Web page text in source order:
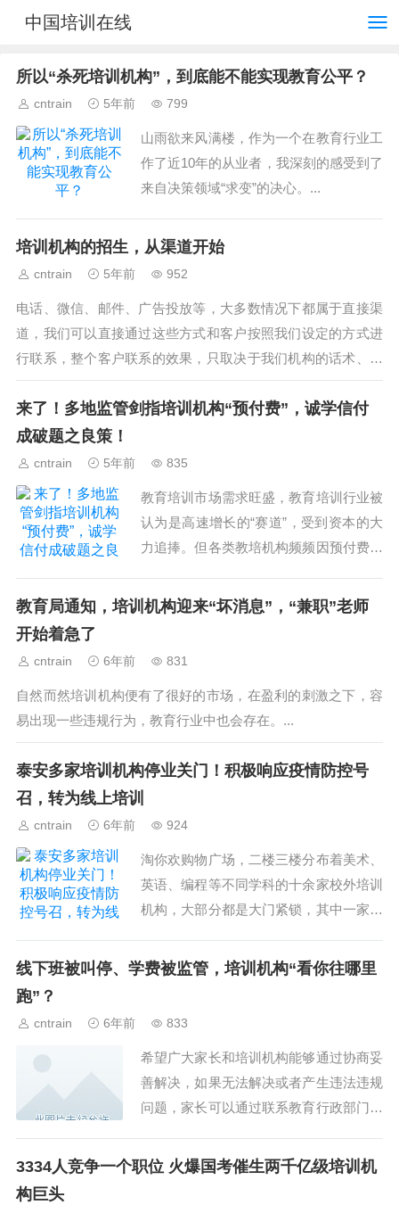
中国培训在线
所以“杀死培训机构”，到底能不能实现教育公平？
cntrain 5年前 799
山雨欲来风满楼，作为一个在教育行业工
作了近10年的从业者，我深刻的感受到了
来自决策领域“求变”的决心。...
培训机构的招生，从渠道开始
cntrain 5年前 952
电话、微信、邮件、广告投放等，大多数情况下都属于直接渠
道，我们可以直接通过这些方式和客户按照我们设定的方式进
行联系，整个客户联系的效果，只取决于我们机构的话术、广
告设计，以及家长学生的自然反应。...
来了！多地监管剑指培训机构“预付费”，诚学信付
成破题之良策！
cntrain 5年前 835
教育培训市场需求旺盛，教育培训行业被
认为是高速增长的“赛道”，受到资本的大
力追捧。但各类教培机构频频因预付费模
点”。...
教育局通知，培训机构迎来“坏消息”，“兼职”老师
开始着急了
cntrain 6年前 831
自然而然培训机构便有了很好的市场，在盈利的刺激之下，容
易出现一些违规行为，教育行业中也会存在。...
泰安多家培训机构停业关门！积极响应疫情防控号
召，转为线上培训
cntrain 6年前 924
淘你欢购物广场，二楼三楼分布着美术、
英语、编程等不同学科的十余家校外培训
机构，大部分都是大门紧锁，其中一家培
停止线下授课。...
线下班被叫停、学费被监管，培训机构“看你往哪里
跑”？
cntrain 6年前 833
希望广大家长和培训机构能够通过协商妥
善解决，如果无法解决或者产生违法违规
问题，家长可以通过联系教育行政部门和
育主管部门更“偏向”广大学生家长。...
3334人竞争一个职位 火爆国考催生两千亿级培训机
构巨头